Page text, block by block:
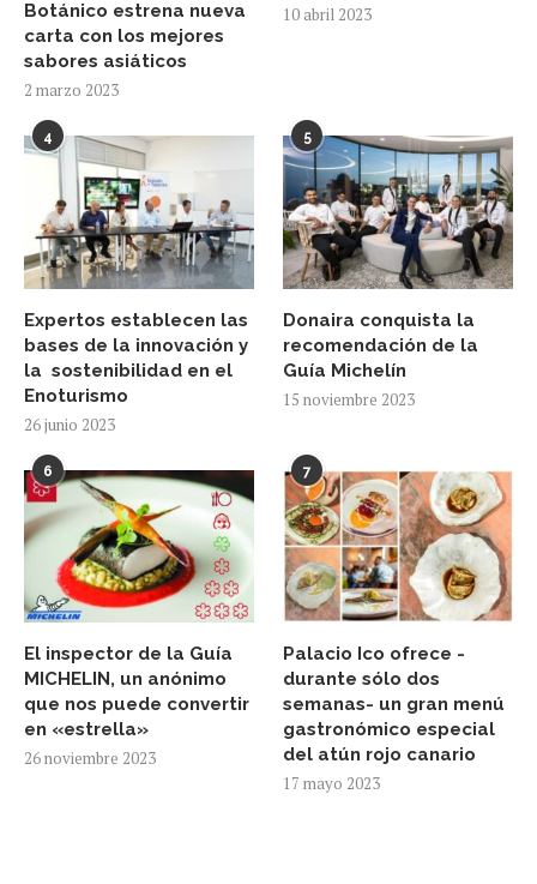
Botánico estrena nueva
carta con los mejores
sabores asiáticos
2 marzo 2023
10 abril 2023
4
Expertos establecen las
bases de la innovación y
la sostenibilidad en el
Enoturismo
26 junio 2023
5
Donaira conquista la
recomendación de la
Guía Michelín
15 noviembre 2023
6
El inspector de la Guía
MICHELIN, un anónimo
que nos puede convertir
en «estrella»
26 noviembre 2023
7
Palacio Ico ofrece -
durante sólo dos
semanas- un gran menú
gastronómico especial
del atún rojo canario
17 mayo 2023